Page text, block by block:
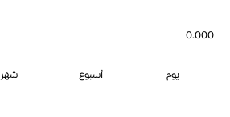
0.000
يوم أسبوع شهر